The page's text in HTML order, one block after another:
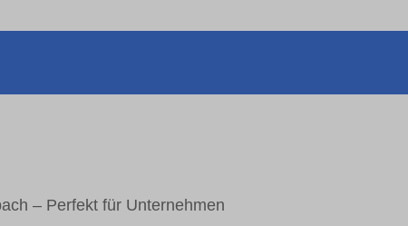
– Perfekt für Unternehmen